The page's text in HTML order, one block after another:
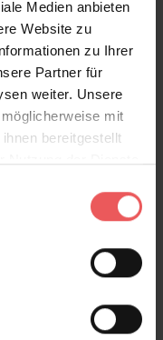
Medien anbieten
Website zu
zu Ihrer
Partner für
weiter. Unsere
mit
bereitgestellt
Teilen!